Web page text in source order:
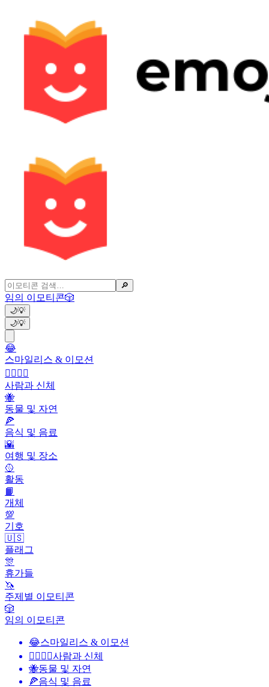
🔎
임의 이모티콘🎲
🌙💡
🌙💡
😂
스마일리스 & 이모션
👩‍❤️‍💋‍👨
사람과 신체
🐝
동물 및 자연
🍕
음식 및 음료
🌇
여행 및 장소
🥎
활동
📙
개체
💯
기호
🇺🇸
플래그
🎊
휴가들
🦄
주제별 이모티콘
🎲
임의 이모티콘
😂스마일리스 & 이모션
👩‍❤️‍💋‍👨사람과 신체
🐝동물 및 자연
🍕음식 및 음료